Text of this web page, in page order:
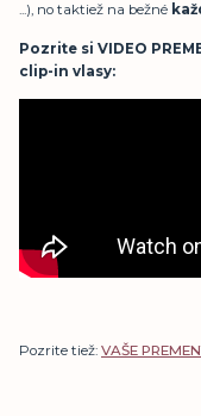
...), no taktiež na bežné
Pozrite si VIDEO
clip-in vlasy:
Pozrite tiež: VAŠE